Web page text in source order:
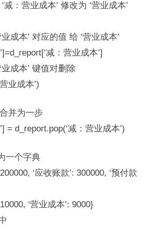
：营业成本’ 修改为 ‘营业成本’
成本’ 对应的值 给 ‘营业成本’
减：营业成本’]
成本’ 键值对删除
业成本’)
并为一步
= d_report.pop(‘减：营业成本’)
一个字典
‘应收账款’: 300000, ‘预付款
‘营业成本’: 9000}